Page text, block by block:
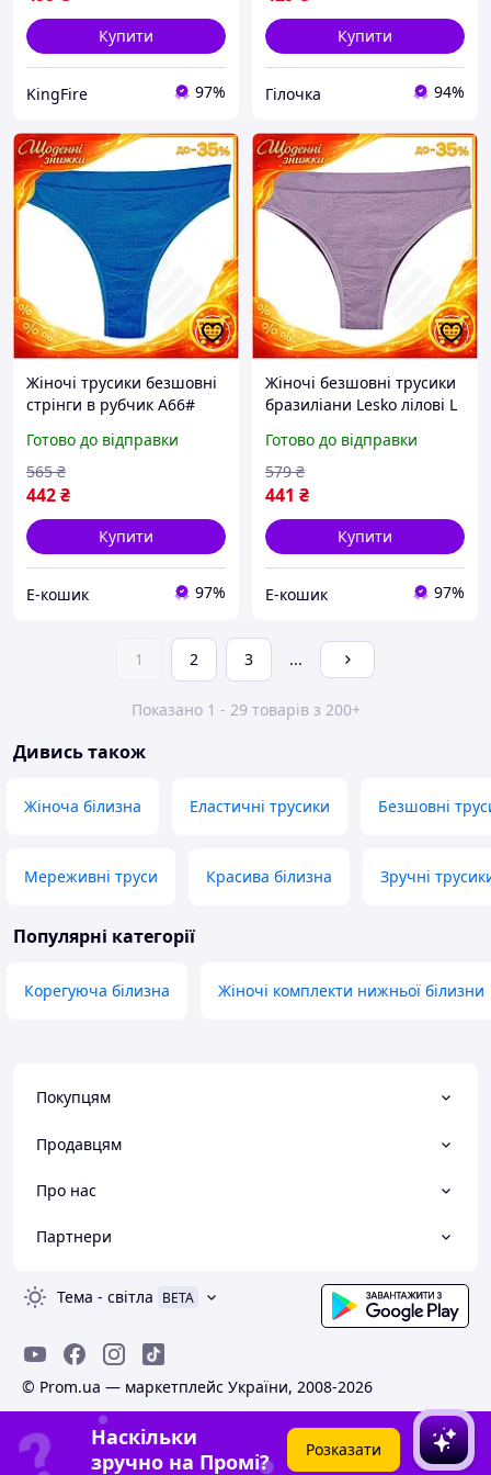
Купити
KingFire 97%
Купити
Гілочка 94%
Жіночі трусики безшовні
стрінги в рубчик A66#
Готово до відправки
442₴
565 ₴
Купити
Е-кошик 97%
Жіночі безшовні трусики
бразиліани Lesko лілові L
білизна для
повсякденного носіння
EK-77
Готово до відправки
441 ₴
579 ₴
Купити
Е-кошик 97%
1 2 3 ...
Показано 1 - 29 товарів з 200+
Дивись також
Жіноча білизна Еластичні трусики Безшовні
Мереживні труси Красива білизна Зручні
Популярні категорії
Корегуюча білизна Жіночі комплекти нижньої білизни
Покупцям
Продавцям
Про нас
Партнери
Тема - світла BETA
© Prom.ua — маркетплейс України, 2008-2026
Наскільки
зручно на Промі?
Розказати